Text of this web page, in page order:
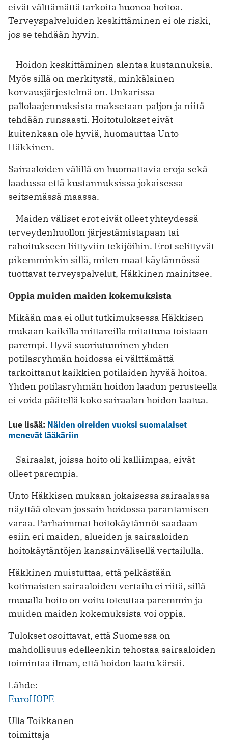
eivät välttämättä tarkoita huonoa hoitoa.
Terveyspalveluiden keskittäminen ei ole riski,
jos se tehdään hyvin.
– Hoidon keskittäminen alentaa kustannuksia.
Myös sillä on merkitystä, minkälainen
korvausjärjestelmä on. Unkarissa
pallolaajennuksista maksetaan paljon ja niitä
tehdään runsaasti. Hoitotulokset eivät
kuitenkaan ole hyviä, huomauttaa Unto
Häkkinen.
Sairaaloiden välillä on huomattavia eroja sekä
laadussa että kustannuksissa jokaisessa
seitsemässä maassa.
– Maiden väliset erot eivät olleet yhteydessä
terveydenhuollon järjestämistapaan tai
rahoitukseen liittyviin tekijöihin. Erot selittyvät
pikemminkin sillä, miten maat käytännössä
tuottavat terveyspalvelut, Häkkinen mainitsee.
Oppia muiden maiden kokemuksista
Mikään maa ei ollut tutkimuksessa Häkkisen
mukaan kaikilla mittareilla mitattuna toistaan
parempi. Hyvä suoriutuminen yhden
potilasryhmän hoidossa ei välttämättä
tarkoittanut kaikkien potilaiden hyvää hoitoa.
Yhden potilasryhmän hoidon laadun perusteella
ei voida päätellä koko sairaalan hoidon laatua.
Lue lisää: Näiden oireiden vuoksi suomalaiset
menevät lääkäriin
– Sairaalat, joissa hoito oli kalliimpaa, eivät
olleet parempia.
Unto Häkkisen mukaan jokaisessa sairaalassa
näyttää olevan jossain hoidossa parantamisen
varaa. Parhaimmat hoitokäytännöt saadaan
esiin eri maiden, alueiden ja sairaaloiden
hoitokäytäntöjen kansainvälisellä vertailulla.
Häkkinen muistuttaa, että pelkästään
kotimaisten sairaaloiden vertailu ei riitä, sillä
muualla hoito on voitu toteuttaa paremmin ja
muiden maiden kokemuksista voi oppia.
Tulokset osoittavat, että Suomessa on
mahdollisuus edelleenkin tehostaa sairaaloiden
toimintaa ilman, että hoidon laatu kärsii.
Lähde:
EuroHOPE
Ulla Toikkanen
toimittaja